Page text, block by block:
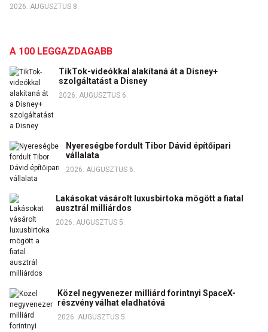
2026. AUGUSZTUS 8.
A 100 LEGGAZDAGABB
TikTok-videókkal alakítaná át a Disney+
szolgáltatást a Disney
2026. AUGUSZTUS 6.
Nyereségbe fordult Tibor Dávid építőipari
vállalata
2026. AUGUSZTUS 6.
Lakásokat vásárolt luxusbirtoka mögött a fiatal
ausztrál milliárdos
2026. AUGUSZTUS 5.
Közel negyvenezer milliárd forintnyi SpaceX-
részvény válhat eladhatóvá
2026. AUGUSZTUS 5.